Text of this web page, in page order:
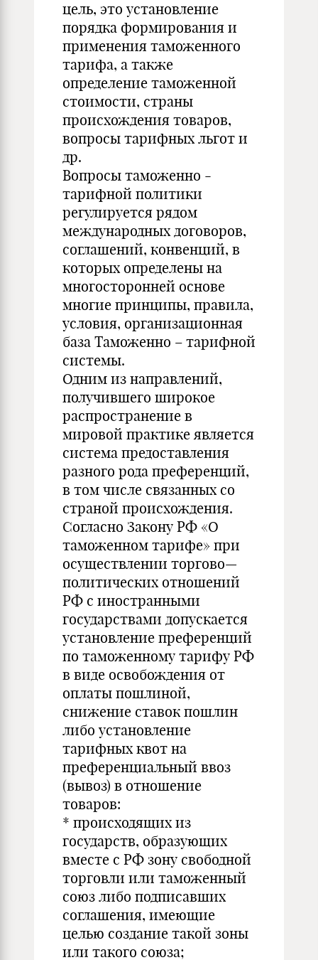
цель, это установление
порядка формирования и
применения таможенного
тарифа, а также
определение таможенной
стоимости, страны
происхождения товаров,
вопросы тарифных льгот и
др.
Вопросы таможенно -
тарифной политики
регулируется рядом
международных договоров,
соглашений, конвенций, в
которых определены на
многосторонней основе
многие принципы, правила,
условия, организационная
база Таможенно – тарифной
системы.
Одним из направлений,
получившего широкое
распространение в
мировой практике является
система предоставления
разного рода преференций,
в том числе связанных со
страной происхождения.
Согласно Закону РФ «О
таможенном тарифе» при
осуществлении торгово—
политических отношений
РФ с иностранными
государствами допускается
установление преференций
по таможенному тарифу РФ
в виде освобождения от
оплаты пошлиной,
снижение ставок пошлин
либо установление
тарифных квот на
преференциальный ввоз
(вывоз) в отношение
товаров:
* происходящих из
государств, образующих
вместе с РФ зону свободной
торговли или таможенный
союз либо подписавших
соглашения, имеющие
целью создание такой зоны
или такого союза;